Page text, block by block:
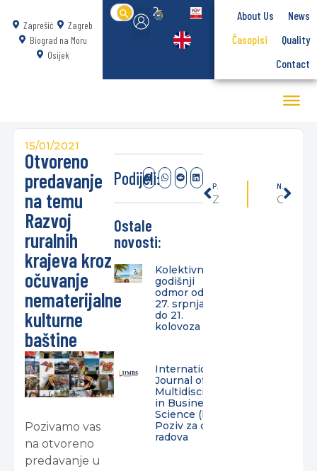
Zaprešić
Zagreb
Biograd na Moru
Osijek
Search
for:
About Us
News
Časopisi
Quality
Contact
15/01/2021
Otvoreno
predavanje
na temu
Razvoj
ruralnih
krajeva kroz
očuvanje
nematerijalne
kulturne
baštine
Pozivamo vas
na otvoreno
predavanje u
Podijeli:
Ostale
novosti:
Kolektivni
godišnji
odmor od
27. srpnja
do 21.
kolovoza
International
Journal of
Multidisciplinarity
in Business and
Science (IJMBS) –
Poziv za dostavu
radova
PREVIOUSLY
Otvoreno predavanje na temu Projektni menadžment na primjeru kongresnog turizma